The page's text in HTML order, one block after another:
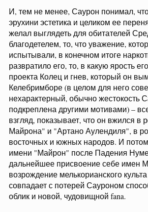
И, тем не менее, Саурон понимал, что
эрухини эстетика и целиком ее
желал выглядеть для обитателей
благодетелем, то, что уважение,
испытывали, в конечном итоге
развратило его, то, в какую ярость
проекта Колец и гнев, который он
Келебримборе (в целом для него
нехарактерный, обычно жестокость
подкреплена другими мотивами) –
взгляд, показывает, что он вжился в
Майрона" и "Артано Аулендиля", в
восточных и южных народов. И
имени "Майрон" после Падения
дальнейшее присвоение себе имен
возрождение мелькорианского
совпадает с потерей Сауроном
облик и новой, чудовищной fana.